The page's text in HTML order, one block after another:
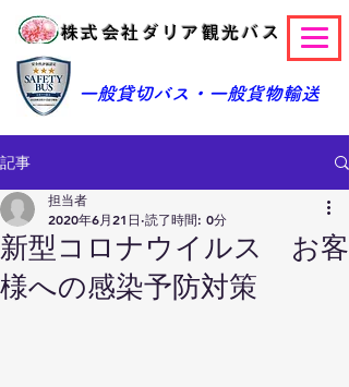
株式会社ダリア観光バス
​一般貸切バス・一般貨物輸送
記事
新型コロナウイルス お客
様への感染予防対策
担当者
2020年6月21日 読了時間: 0分